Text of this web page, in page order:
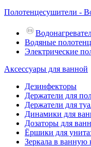
Полотенцесушители -
Водяные
Электрические
Аксессуары для ванной
Дезинфекторы
Держатели для
Держатели для
Динамики для
Дозаторы для
Ёршики для
Зеркала в ванную